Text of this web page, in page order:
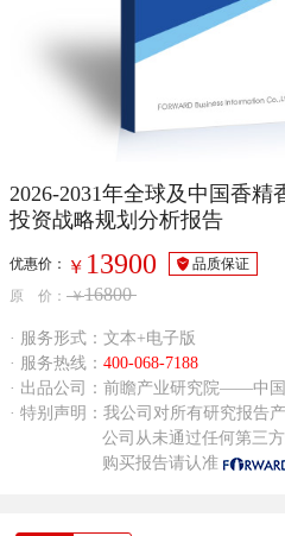
2026-2031年全球及中国香
投资战略规划分析报告
优惠价： ￥ 13900
品质保证
原 价： ￥16800
· 服务形式：文本+电子版
· 服务热线： 400-068-7188
· 出品公司：前瞻产业研究院——中
· 特别声明：我公司对所有研究报告
公司从未通过任何第三方进
购买报告请认准